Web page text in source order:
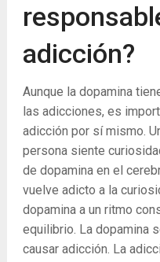
adicción?
Aunque la dopamina
las adicciones, es
adicción por sí mismo.
persona siente
de dopamina en el
vuelve adicto a la
dopamina a un ritmo
equilibrio. La dopamina
causar adicción. La